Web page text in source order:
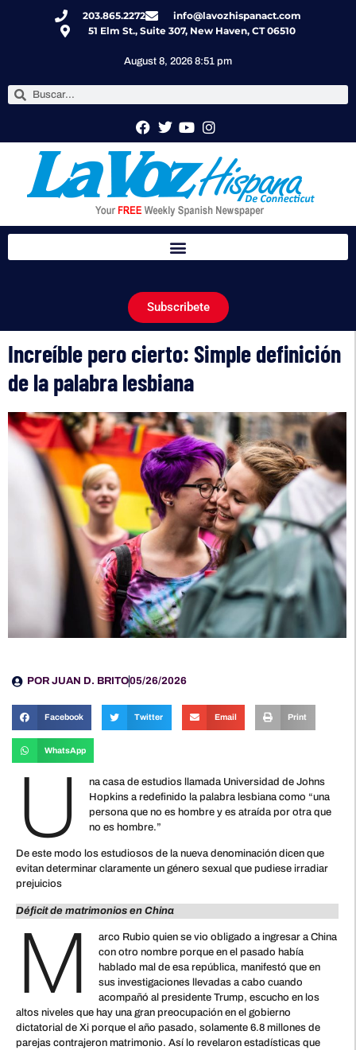
203.865.2272
info@lavozhispanact.com
51 Elm St., Suite 307, New Haven, CT 06510
August 8, 2026 8:51 pm
Subscribete
Increíble pero cierto: Simple definición
de la palabra lesbiana
POR JUAN D. BRITO05/26/2026
Facebook Twitter Email Print
WhatsApp
U
na casa de estudios llamada Universidad de Johns
Hopkins a redefinido la palabra lesbiana como “una
persona que no es hombre y es atraída por otra que
no es hombre.”
De este modo los estudiosos de la nueva denominación dicen que
evitan determinar claramente un género sexual que pudiese irradiar
prejuicios
Déficit de matrimonios en China
M
arco Rubio quien se vio obligado a ingresar a China
con otro nombre porque en el pasado había
hablado mal de esa república, manifestó que en
sus investigaciones llevadas a cabo cuando
acompañó al presidente Trump, escucho en los
altos niveles que hay una gran preocupación en el gobierno
dictatorial de Xi porque el año pasado, solamente 6.8 millones de
parejas contrajeron matrimonio. Así lo revelaron estadísticas que